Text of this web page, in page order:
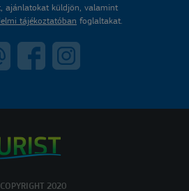
ajánlatokat küldjön, valamint
tájékoztatóban foglaltakat.
COPYRIGHT 2020